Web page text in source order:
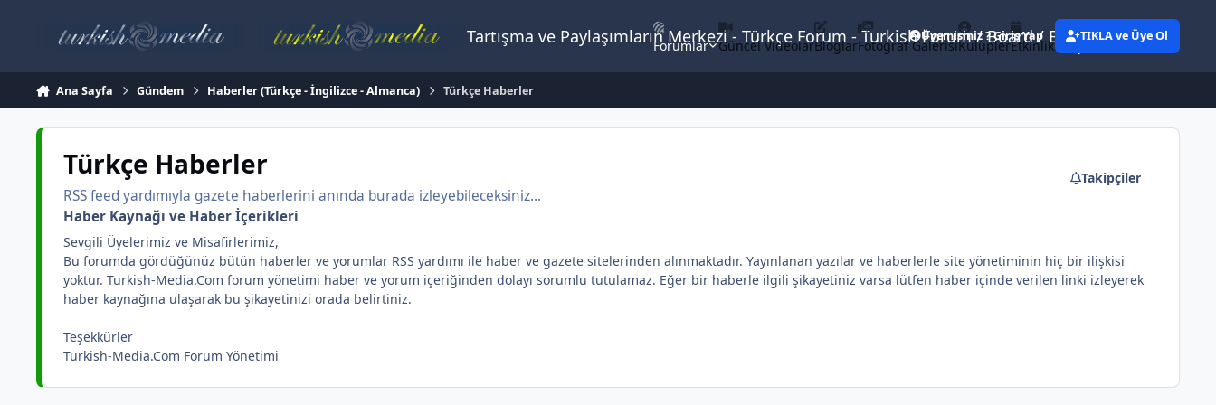
Tartışma ve Paylaşımların Merkezi - Türkçe Forum - Turkish Forum / Board / Blog
Forumlar Güncel VideolarBloglarFotoğraf GalerisiKulüplerEtkinliklerEylemler
Üyemisiniz ? Giriş Yap TIKLA ve Üye Ol
Ana Sayfa Gündem Haberler (Türkçe - İngilizce - Almanca) Türkçe Haberler
Türkçe Haberler
RSS feed yardımıyla gazete haberlerini anında burada izleyebileceksiniz...
Takipçiler
Haber Kaynağı ve Haber İçerikleri
Sevgili Üyelerimiz ve Misafirlerimiz,
Bu forumda gördüğünüz bütün haberler ve yorumlar RSS yardımı ile haber ve gazete sitelerinden alınmaktadır. Yayınlanan yazılar ve haberlerle site yönetiminin hiç bir ilişkisi
yoktur. Turkish-Media.Com forum yönetimi haber ve yorum içeriğinden dolayı sorumlu tutulamaz. Eğer bir haberle ilgili şikayetiniz varsa lütfen haber içinde verilen linki izleyerek
haber kaynağına ulaşarak bu şikayetinizi orada belirtiniz.
Teşekkürler
Turkish-Media.Com Forum Yönetimi